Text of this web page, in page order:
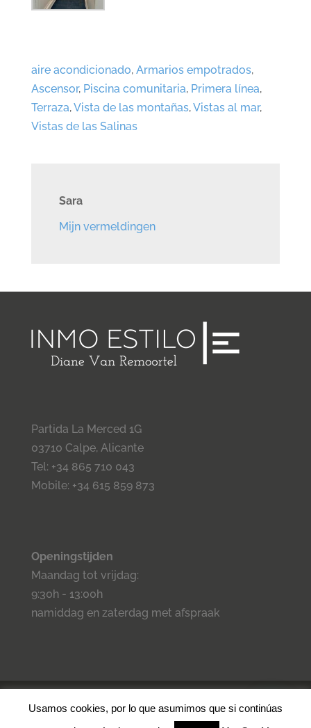
aire acondicionado, Armarios empotrados,
Ascensor, Piscina comunitaria, Primera línea,
Terraza,Vista de las montañas,Vistas al mar,
Vistas de las Salinas
Sara
Mijn vermeldingen
Partida La Merced 1G
03710 Calpe, Alicante
Tel: +34 865 710 043
Mobile: +34 615 859 873
Openingstijden
Maandag tot vrijdag:
9:30h - 13:00h
namiddag en zaterdag met afspraak
- Condiciones de venta.
Usamos cookies, por lo que asumimos que si continúas